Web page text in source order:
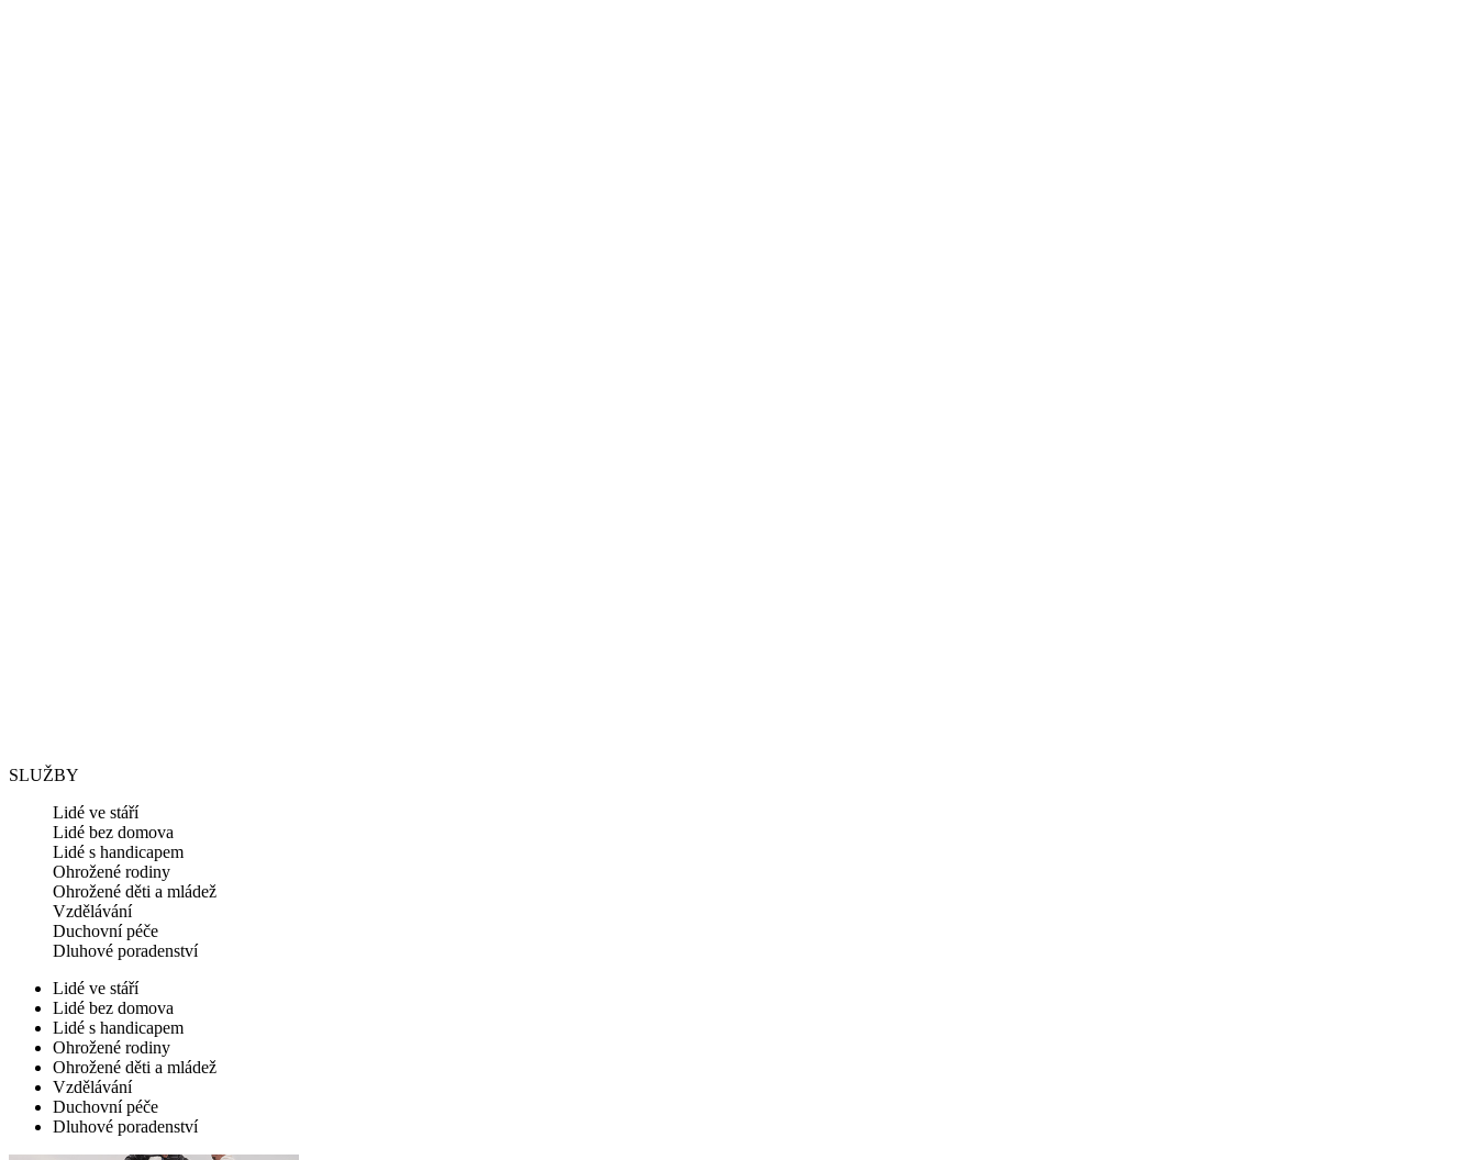
SLUŽBY
Lidé ve stáří
Lidé bez domova
Lidé s handicapem
Ohrožené rodiny
Ohrožené děti a mládež
Vzdělávání
Duchovní péče
Dluhové poradenství
Lidé ve stáří
Lidé bez domova
Lidé s handicapem
Ohrožené rodiny
Ohrožené děti a mládež
Vzdělávání
Duchovní péče
Dluhové poradenství